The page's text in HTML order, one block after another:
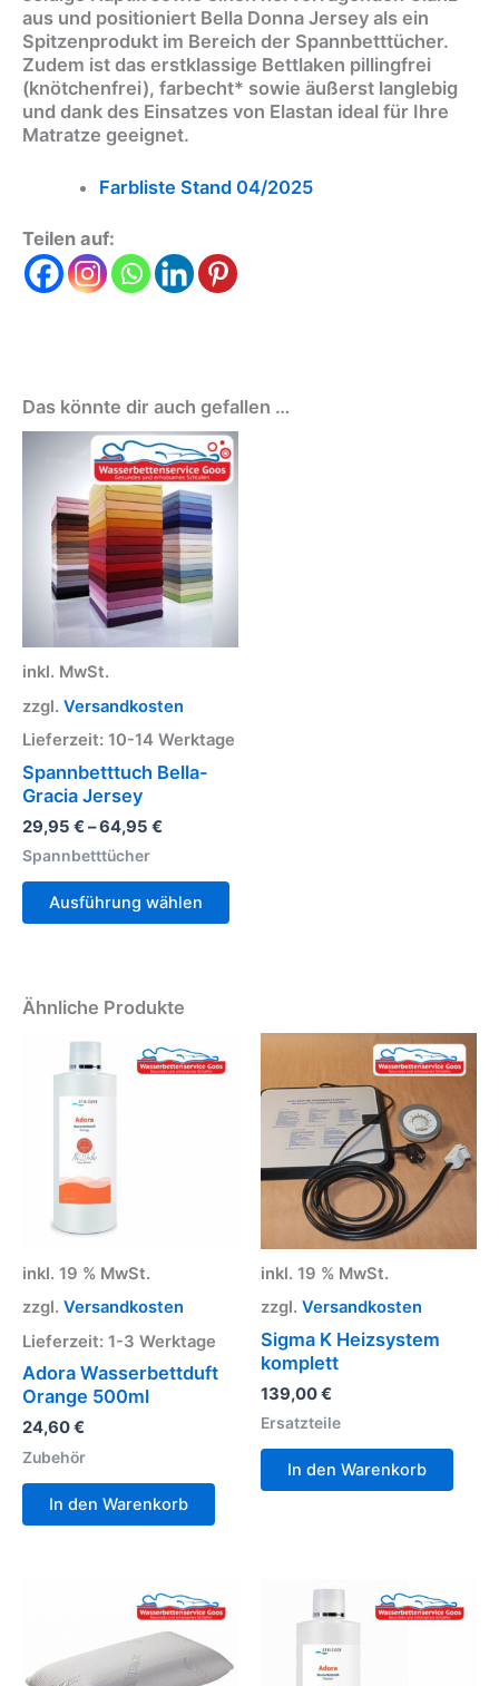
aus und positioniert Bella Donna Jersey als ein
Spitzenprodukt im Bereich der Spannbetttücher.
Zudem ist das erstklassige Bettlaken pillingfrei
(knötchenfrei), farbecht* sowie äußerst langlebig
und dank des Einsatzes von Elastan ideal für Ihre
Matratze geeignet.
Farbliste Stand 04/2025
Teilen auf:
Das könnte dir auch gefallen …
inkl. MwSt.
zzgl. Versandkosten
Lieferzeit: 10-14 Werktage
Spannbetttuch Bella-
Gracia Jersey
29,95 €–64,95 €
Spannbetttücher
Ausführung wählen
Dieses
Produkt
weist
auf
werden
Ähnliche Produkte
inkl. 19 % MwSt.
zzgl. Versandkosten
Lieferzeit: 1-3 Werktage
Adora Wasserbettduft
Orange 500ml
24,60€
Zubehör
In den Warenkorb
inkl. 19 % MwSt.
zzgl. Versandkosten
Sigma K Heizsystem
komplett
139,00€
Ersatzteile
In den Warenkorb
mehrere